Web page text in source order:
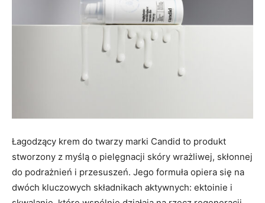
Łagodzący krem do twarzy marki Candid to produkt
stworzony z myślą o pielęgnacji skóry wrażliwej, skłonnej
do podrażnień i przesuszeń. Jego formuła opiera się na
dwóch kluczowych składnikach aktywnych: ektoinie i